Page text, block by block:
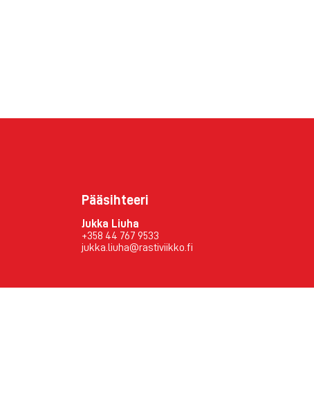
Pääsihteeri
Jukka Liuha
+358 44 767 9533
jukka.liuha@rastiviikko.fi